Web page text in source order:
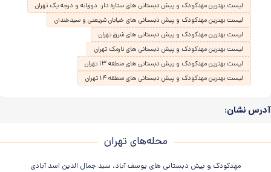
لیست بهترین مهدکودک و پیش دبستانی های ستاره دار، دوزبانه و درجه یک تهران
لیست بهترین مهدکودک و پیش دبستانی های خیابان شریعتی و سیدخندان
لیست بهترین مهدکودک و پیش دبستانی های شرق تهران
لیست بهترین مهدکودک و پیش دبستانی های نارمک تهران
لیست بهترین مهدکودک و پیش دبستانی های منطقه ۱۳ تهران
لیست بهترین مهدکودک و پیش دبستانی های منطقه ۱۴ تهران
آدرس نشان:
محله‌های تهران
مهدکودک و پیش دبستانی های یوسف آباد، سید جمال الدین اسد آبادی